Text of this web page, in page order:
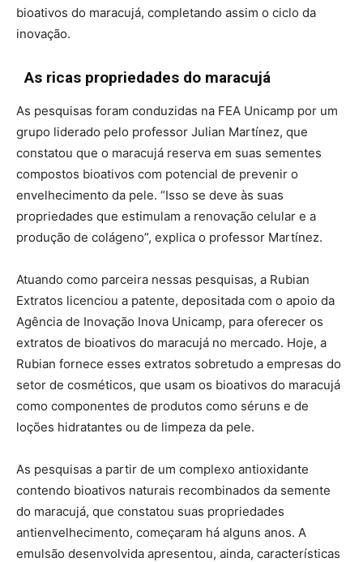
bioativos do maracujá, completando assim o ciclo da
inovação.
As ricas propriedades do maracujá
As pesquisas foram conduzidas na FEA Unicamp por um
grupo liderado pelo professor Julian Martínez, que
constatou que o maracujá reserva em suas sementes
compostos bioativos com potencial de prevenir o
envelhecimento da pele. “Isso se deve às suas
propriedades que estimulam a renovação celular e a
produção de colágeno”, explica o professor Martínez.
Atuando como parceira nessas pesquisas, a Rubian
Extratos licenciou a patente, depositada com o apoio da
Agência de Inovação Inova Unicamp, para oferecer os
extratos de bioativos do maracujá no mercado. Hoje, a
Rubian fornece esses extratos sobretudo a empresas do
setor de cosméticos, que usam os bioativos do maracujá
como componentes de produtos como séruns e de
loções hidratantes ou de limpeza da pele.
As pesquisas a partir de um complexo antioxidante
contendo bioativos naturais recombinados da semente
do maracujá, que constatou suas propriedades
antienvelhecimento, começaram há alguns anos. A
emulsão desenvolvida apresentou, ainda, características